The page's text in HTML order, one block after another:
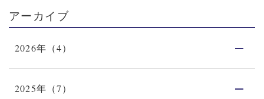
アーカイブ
2026年（4）
2025年（7）